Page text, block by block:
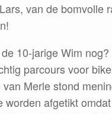
van de bomvolle
10-jarige Wim
parcours voor
Merle stond
worden afgetikt